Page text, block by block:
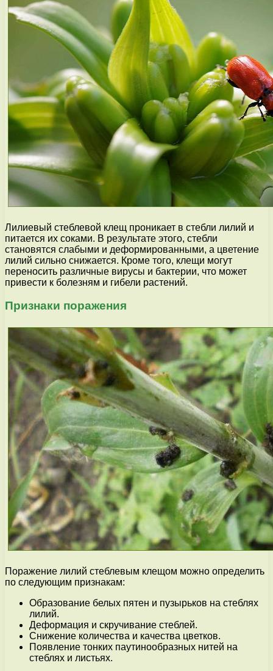
Лилиевый стеблевой клещ проникает в стебли лилий и
питается их соками. В результате этого, стебли
становятся слабыми и деформированными, а цветение
лилий сильно снижается. Кроме того, клещи могут
переносить различные вирусы и бактерии, что может
привести к болезням и гибели растений.
Признаки поражения
Поражение лилий стеблевым клещом можно определить
по следующим признакам:
Образование белых пятен и пузырьков на стеблях
лилий.
Деформация и скручивание стеблей.
Снижение количества и качества цветков.
Появление тонких паутинообразных нитей на
стеблях и листьях.